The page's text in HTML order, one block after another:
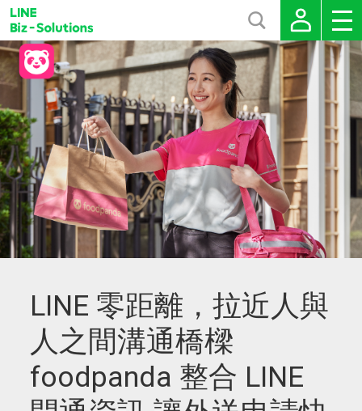
LINE 零距離，拉近人與
人之間溝通橋樑
foodpanda 整合 LINE